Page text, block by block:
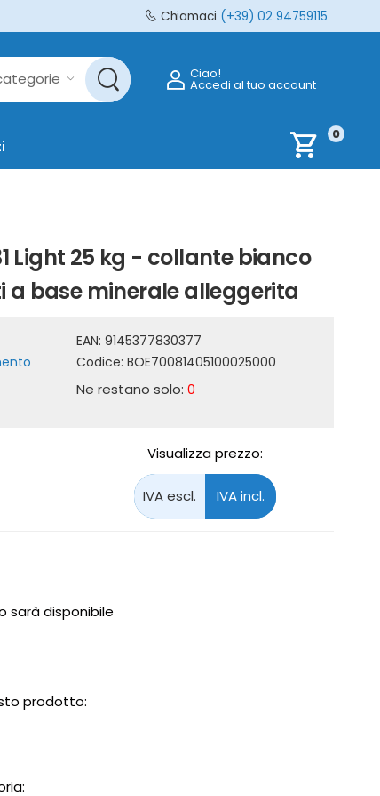
Chiamaci (+39) 02 94759115
Ciao!
Accedi al tuo account
shopping_cart 0
Light 25 kg - collante bianco
a base minerale alleggerita
EAN: 9145377830377
Codice: BOE70081405100025000
Ne restano solo: 0
Visualizza prezzo:
sarà disponibile
prodotto: